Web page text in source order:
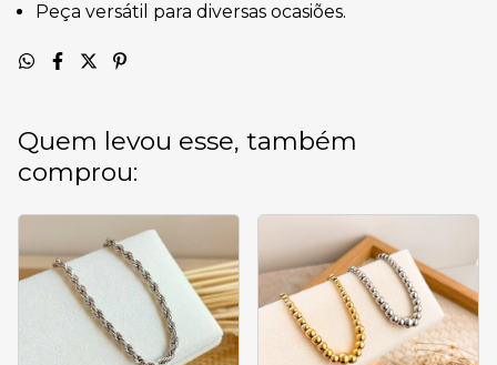
Peça versátil para diversas ocasiões.
Quem levou esse, também
comprou: